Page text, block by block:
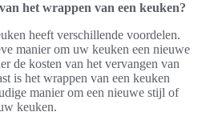
het wrappen van een keuken?
heeft verschillende voordelen.
manier om uw keuken een nieuwe
de kosten van het vervangen van
is het wrappen van een keuken
manier om een nieuwe stijl of
keuken.